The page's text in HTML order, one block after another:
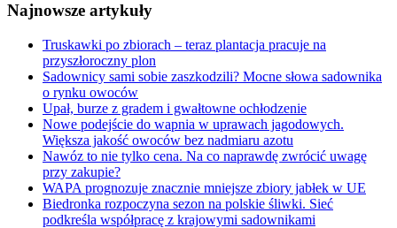
Najnowsze artykuły
Truskawki po zbiorach – teraz plantacja pracuje na
przyszłoroczny plon
Sadownicy sami sobie zaszkodzili? Mocne słowa sadownika
o rynku owoców
Upał, burze z gradem i gwałtowne ochłodzenie
Nowe podejście do wapnia w uprawach jagodowych.
Większa jakość owoców bez nadmiaru azotu
Nawóz to nie tylko cena. Na co naprawdę zwrócić uwagę
przy zakupie?
WAPA prognozuje znacznie mniejsze zbiory jabłek w UE
Biedronka rozpoczyna sezon na polskie śliwki. Sieć
podkreśla współpracę z krajowymi sadownikami